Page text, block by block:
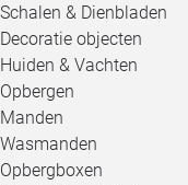
Schalen & Dienbladen
Decoratie objecten
Huiden & Vachten
Opbergen
Manden
Wasmanden
Opbergboxen